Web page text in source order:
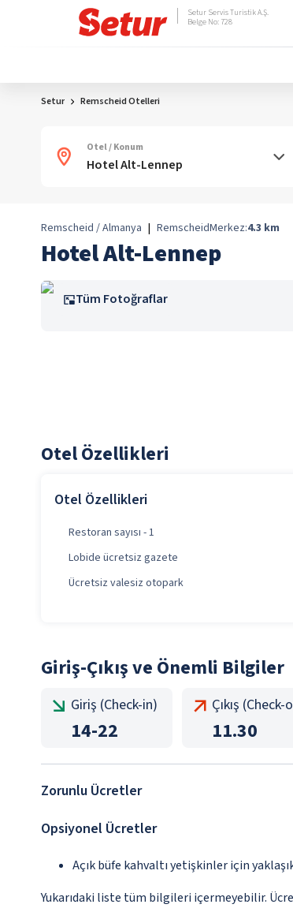
Setur Servis Turistik A.Ş.
Belge No: 728
Setur Remscheid Otelleri
Otel / Konum
Remscheid / Almanya | RemscheidMerkez:4.3 km
Hotel Alt-Lennep
Tüm Fotoğraflar
Otel Özellikleri
Otel Özellikleri
Restoran sayısı - 1
Lobide ücretsiz gazete
Ücretsiz valesiz otopark
Giriş-Çıkış ve Önemli Bilgiler
Giriş (Check-in)
14-22
Çıkış
11.30
Zorunlu Ücretler
Opsiyonel Ücretler
Açık büfe kahvaltı yetişkinler için
Yukarıdaki liste tüm bilgileri içermeyebilir.